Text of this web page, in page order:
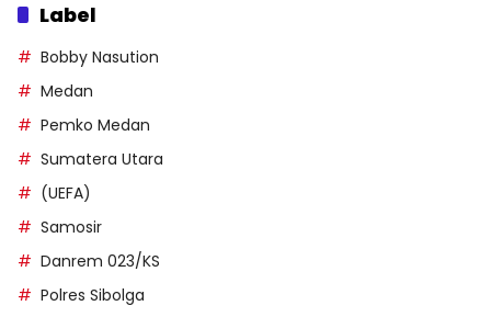
Label
Bobby Nasution
Medan
Pemko Medan
Sumatera Utara
(UEFA)
Samosir
Danrem 023/KS
Polres Sibolga